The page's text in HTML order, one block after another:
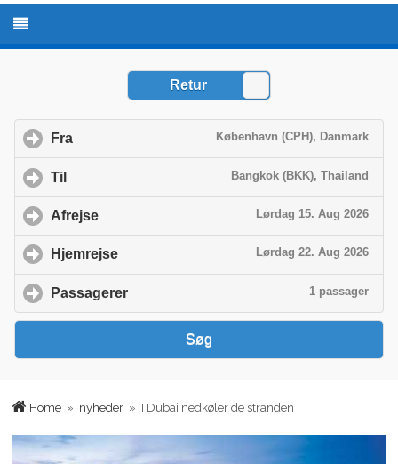
Home » nyheder » I Dubai nedkøler de stranden